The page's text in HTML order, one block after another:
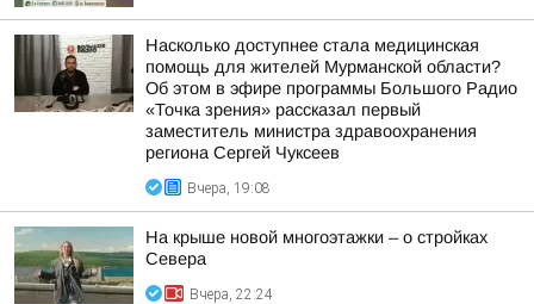
Насколько доступнее стала медицинская
помощь для жителей Мурманской области?
Об этом в эфире программы Большого Радио
«Точка зрения» рассказал первый
заместитель министра здравоохранения
региона Сергей Чуксеев
Вчера, 19:08
На крыше новой многоэтажки – о стройках
Севера
Вчера, 22:24